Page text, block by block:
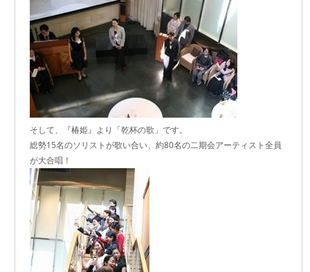
そして、『椿姫』より「乾杯の歌」です。
総勢15名のソリストが歌い合い、約80名の二期会アーティスト全員
が大合唱！